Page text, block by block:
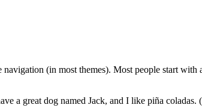
(in most themes). Most people start with
a great dog named Jack, and I like piña coladas.